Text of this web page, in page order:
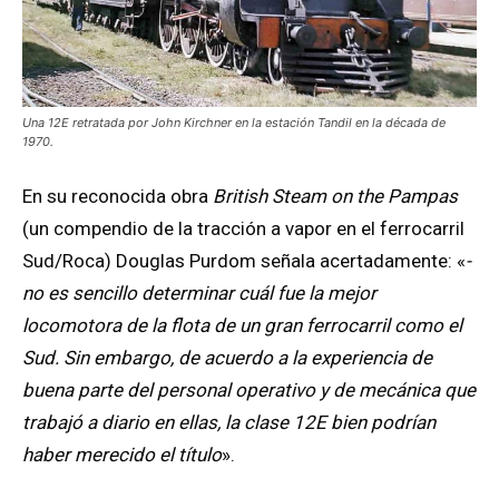
Una 12E retratada por John Kirchner en la estación Tandil en la década de
1970.
En su reconocida obra British Steam on the Pampas
(un compendio de la tracción a vapor en el ferrocarril
Sud/Roca) Douglas Purdom señala acertadamente: «-
no es sencillo determinar cuál fue la mejor
locomotora de la flota de un gran ferrocarril como el
Sud. Sin embargo, de acuerdo a la experiencia de
buena parte del personal operativo y de mecánica que
trabajó a diario en ellas, la clase 12E bien podrían
haber merecido el título».